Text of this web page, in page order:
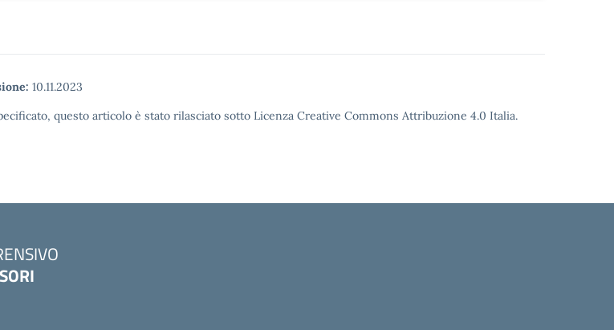
10.11.2023
questo articolo è stato rilasciato sotto Licenza Creative Commons Attribuzione 4.0 Italia.